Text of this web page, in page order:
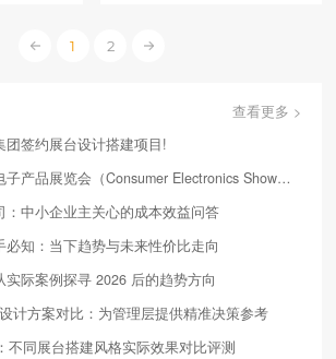
1 2
查看更多 >
团签约展台设计搭建项目!
美国国际消费类电子产品展览会（Consumer Electronics Show，简称CES）
：中小企业主关心的成本效益问答
必知：当下趋势与未来性价比走向
实际案例探寻 2026 后的趋势方向
计方案对比：为管理层提供精准决策参考
不同展台搭建风格实际效果对比评测